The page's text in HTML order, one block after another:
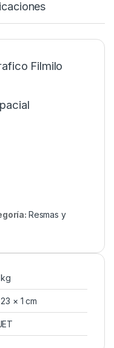
Filmilo
Resmas y
× 1 cm